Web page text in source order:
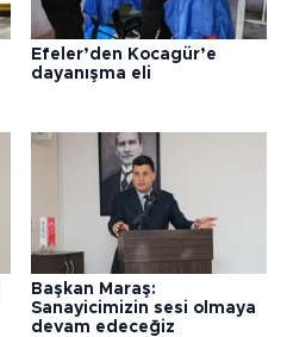
Efeler’den Kocagür’e
dayanışma eli
Başkan Maraş:
Sanayicimizin sesi olmaya
devam edeceğiz